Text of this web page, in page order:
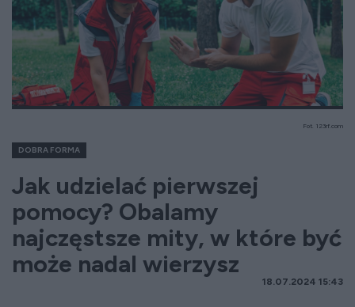
Fot. 123rf.com
DOBRA FORMA
Jak udzielać pierwszej
pomocy? Obalamy
najczęstsze mity, w które być
może nadal wierzysz
18.07.2024 15:43